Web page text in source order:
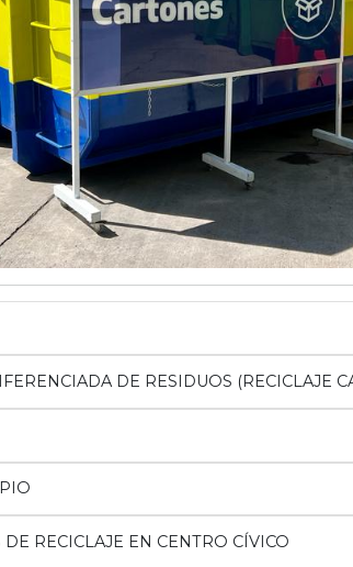
DE RESIDUOS (RECICLAJE
RECICLAJE EN CENTRO CÍVICO